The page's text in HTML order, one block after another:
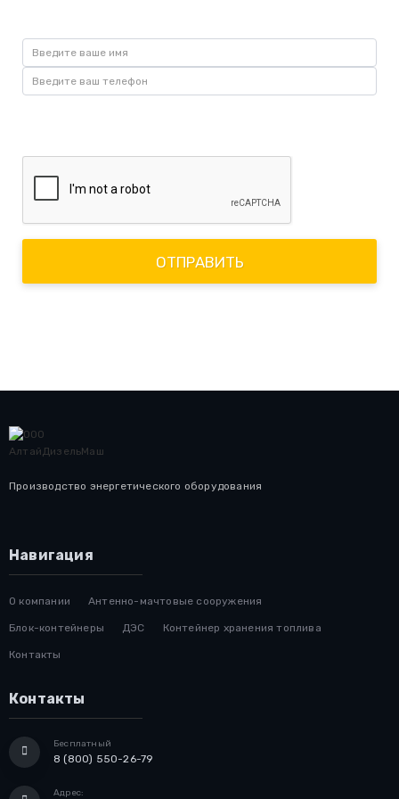
ОТПРАВИТЬ
Производство энергетического оборудования
Навигация
О компании Антенно-мачтовые сооружения
Блок-контейнеры ДЭС Контейнер хранения топлива
Контакты
Контакты
Бесплатный
8 (800) 550-26-79
Адрес: